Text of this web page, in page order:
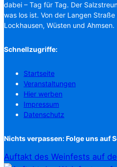
dabei – Tag für Tag. Der
was los ist. Von der Langen
Lockhausen, Wüsten und Ahmsen.
Schnellzugriffe:
Startseite
Veranstaltungen
Hier werben
Impressum
Datenschutz
Nichts verpassen: Folge uns auf
Auftakt des Weinfests auf